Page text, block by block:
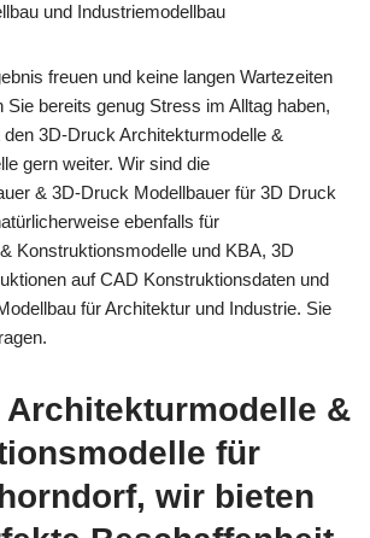
und Industriemodellbau
freuen und keine langen Wartezeiten
Sie bereits genug Stress im Alltag haben,
3D-Druck Architekturmodelle &
gern weiter. Wir sind die
& 3D-Druck Modellbauer für 3D Druck
ebenfalls für
Konstruktionsmodelle und KBA, 3D
auf CAD Konstruktionsdaten und
für Architektur und Industrie. Sie
Architekturmodelle &
für
wir bieten